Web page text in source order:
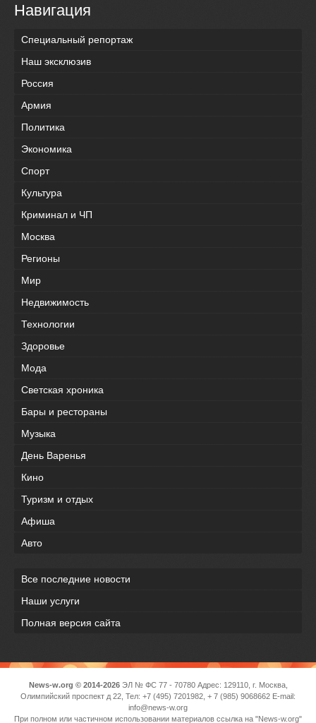
Навигация
Специальный репортаж
Наш эксклюзив
Россия
Армия
Политика
Экономика
Спорт
Культура
Криминал и ЧП
Москва
Регионы
Мир
Недвижимость
Технологии
Здоровье
Мода
Светская хроника
Бары и рестораны
Музыка
День Варенья
Кино
Туризм и отдых
Афиша
Авто
Все последние новости
Наши услуги
Полная версия сайта
News-w.org © 2014-2026ЭЛ № ФС 77 - 70780 Адрес: 129110, г. Москва,
Олимпийский проспект д 22, Тел: +7 (495) 7201982, + 7 (985) 9068662 E-mail:
info@news-w.org
При полном или частичном использовании материалов ссылка на "News-w.org"